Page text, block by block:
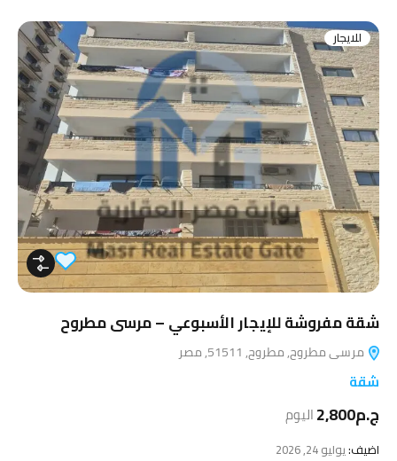
للايجار
شقة مفروشة للإيجار الأسبوعي – مرسى مطروح
مرسى مطروح, مطروح, 51511, مصر
شقة
ج.م2,800 اليوم
اضيف:يوليو 24, 2026